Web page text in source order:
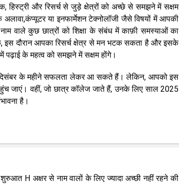
और रिसर्च से जुड़े क्षेत्रों को अच्छे से समझने में सक्षम
या इनफार्मेशन टेक्नोलॉजी जैसे विषयों में आपकी
नाम वाले कुछ छात्रों को शिक्षा के संबंध में काफ़ी समस्याओं का
इस दौरान आपका रिसर्च क्षेत्र से मन भटक सकता है और इसके
के महत्व को समझने में सक्षम होंगे।
से दिसंबर के महीने सफलता लेकर आ सकते हैं। लेकिन, आपको इस
जाएं। वहीं, जो छात्र कॉलेज जाते हैं, उनके लिए साल 2025
है।
H अक्षर से नाम वालों के लिए ज्यादा अच्छी नहीं रहने की